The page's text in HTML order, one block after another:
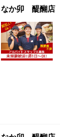
なか卯 醍醐店